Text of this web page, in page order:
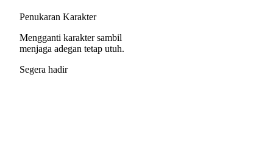
Penukaran Karakter
Mengganti karakter sambil
menjaga adegan tetap utuh.
Segera hadir